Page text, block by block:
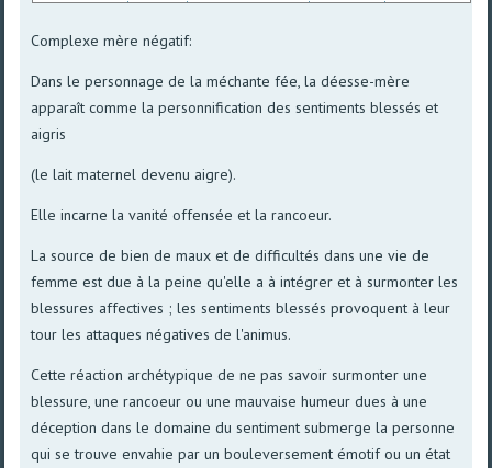
Complexe mère négatif:
Dans le personnage de la méchante fée, la déesse-mère
apparaît comme la personnification des sentiments blessés et
aigris
(le lait maternel devenu aigre).
Elle incarne la vanité offensée et la rancoeur.
La source de bien de maux et de difficultés dans une vie de
femme est due à la peine qu'elle a à intégrer et à surmonter les
blessures affectives ; les sentiments blessés provoquent à leur
tour les attaques négatives de l'animus.
Cette réaction archétypique de ne pas savoir surmonter une
blessure, une rancoeur ou une mauvaise humeur dues à une
déception dans le domaine du sentiment submerge la personne
qui se trouve envahie par un bouleversement émotif ou un état